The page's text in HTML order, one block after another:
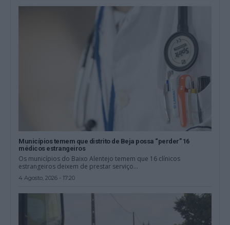
Municípios temem que distrito de Beja possa “perder” 16
médicos estrangeiros
Os municípios do Baixo Alentejo temem que 16 clínicos
estrangeiros deixem de prestar serviço...
4 Agosto, 2026 - 17:20